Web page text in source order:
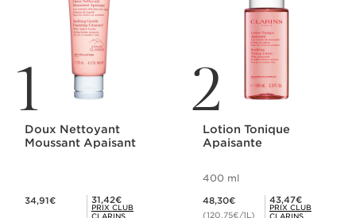
1
Doux Nettoyant
Moussant Apaisant
34,91€ Prix Club Clarins 31,42€
31,42€
PRIX CLUB
2
Lotion Tonique
Apaisante
400 ml
48,30€
(120,75€/1L)
Prix Club Clarins 43,47€
43,47€
PRIX CLUB